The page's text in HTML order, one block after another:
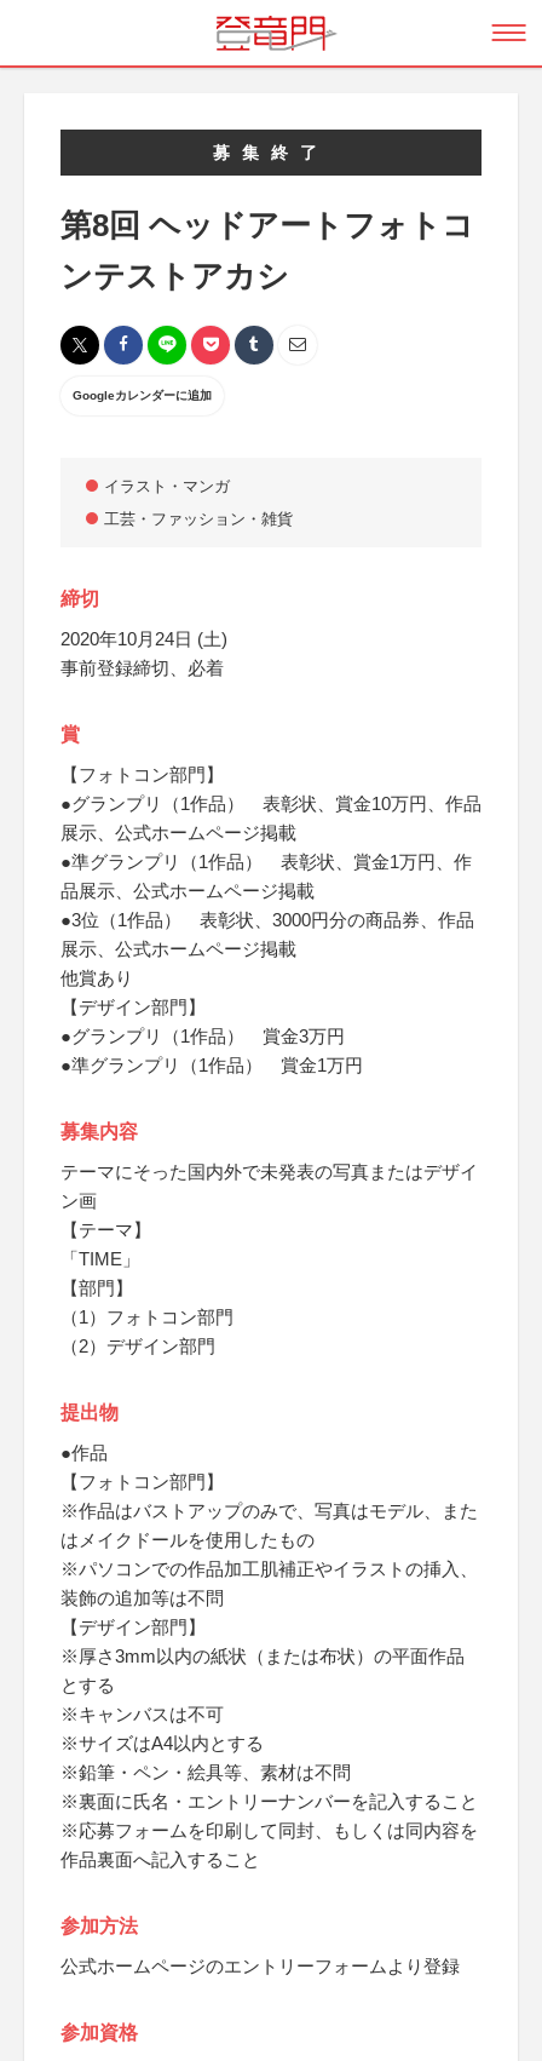
募集終了
第8回 ヘッドアートフォトコ
ンテストアカシ
Googleカレンダーに追加
イラスト・マンガ
工芸・ファッション・雑貨
締切
2020年10月24日 (土)
事前登録締切、必着
賞
【フォトコン部門】
●グランプリ（1作品） 表彰状、賞金10万円、作品
展示、公式ホームページ掲載
●準グランプリ（1作品） 表彰状、賞金1万円、作
品展示、公式ホームページ掲載
●3位（1作品） 表彰状、3000円分の商品券、作品
展示、公式ホームページ掲載
他賞あり
【デザイン部門】
●グランプリ（1作品） 賞金3万円
●準グランプリ（1作品） 賞金1万円
募集内容
テーマにそった国内外で未発表の写真またはデザイ
ン画
【テーマ】
「TIME」
【部門】
（1）フォトコン部門
（2）デザイン部門
提出物
●作品
【フォトコン部門】
※作品はバストアップのみで、写真はモデル、また
はメイクドールを使用したもの
※パソコンでの作品加工肌補正やイラストの挿入、
装飾の追加等は不問
【デザイン部門】
※厚さ3mm以内の紙状（または布状）の平面作品
とする
※キャンバスは不可
※サイズはA4以内とする
※鉛筆・ペン・絵具等、素材は不問
※裏面に氏名・エントリーナンバーを記入すること
※応募フォームを印刷して同封、もしくは同内容を
作品裏面へ記入すること
参加方法
公式ホームページのエントリーフォームより登録
参加資格